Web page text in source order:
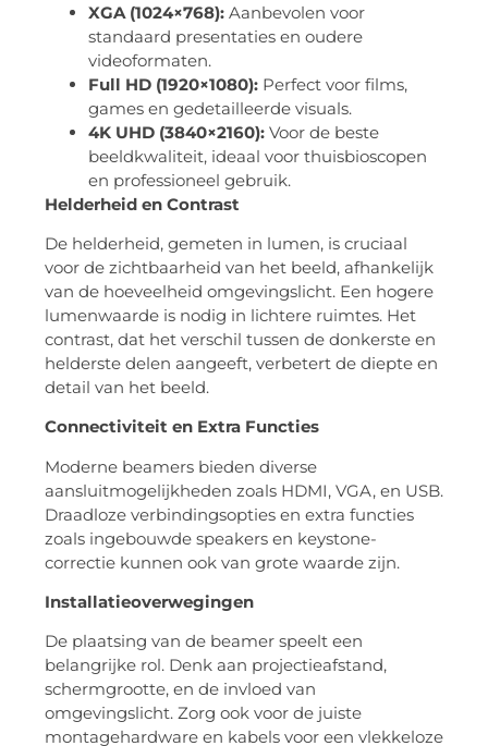
XGA (1024×768): Aanbevolen voor
standaard presentaties en oudere
videoformaten.
Full HD (1920×1080): Perfect voor films,
games en gedetailleerde visuals.
4K UHD (3840×2160): Voor de beste
beeldkwaliteit, ideaal voor thuisbioscopen
en professioneel gebruik.
Helderheid en Contrast
De helderheid, gemeten in lumen, is cruciaal
voor de zichtbaarheid van het beeld, afhankelijk
van de hoeveelheid omgevingslicht. Een hogere
lumenwaarde is nodig in lichtere ruimtes. Het
contrast, dat het verschil tussen de donkerste en
helderste delen aangeeft, verbetert de diepte en
detail van het beeld.
Connectiviteit en Extra Functies
Moderne beamers bieden diverse
aansluitmogelijkheden zoals HDMI, VGA, en USB.
Draadloze verbindingsopties en extra functies
zoals ingebouwde speakers en keystone-
correctie kunnen ook van grote waarde zijn.
Installatieoverwegingen
De plaatsing van de beamer speelt een
belangrijke rol. Denk aan projectieafstand,
schermgrootte, en de invloed van
omgevingslicht. Zorg ook voor de juiste
montagehardware en kabels voor een vlekkeloze